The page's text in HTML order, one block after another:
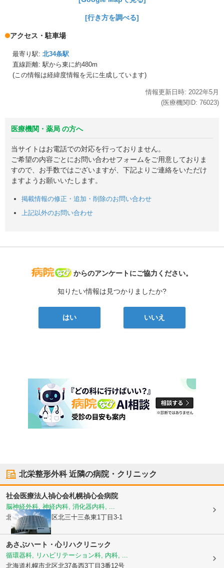
[行き方を調べる]
アクセス・駐車場
最寄り駅: 北34条駅
直線距離: 駅から東に約480m
(この情報は経緯度情報を元に生成しています)
情報更新日時: 2022年5月
(医療機関ID: 76023)
医療機関・薬局 の方へ
当サイトはお電話での対応を行っておりません。
ご希望の内容ごとにお問い合わせフォームをご用意しておりま
すので、お手数ではございますが、下記よりご連絡をいただけ
ますようお願いいたします。
掲載情報の修正・追加・削除のお問い合わせ
上記以外のお問い合わせ
病院なび
からのアンケートにご協力ください。
知りたい情報は見つかりましたか?
はい いいえ
北栄整形外科近隣の病院・クリニック
社会医療法人禎心会札幌禎心会病院
脳神経外科, 神経内科, 消化器内科, ...
北海道札幌市東区北三十三条東1丁目3-1
あさぶハート・心リハクリニック
循環器科, リハビリテーション科, 内科, ...
北海道札幌市北区北37条西3丁目3番12号